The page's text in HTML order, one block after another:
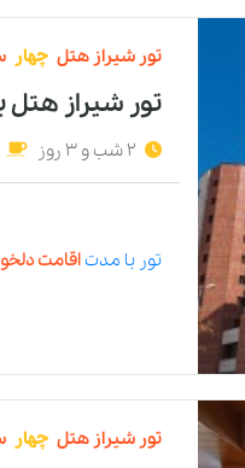
تور شیراز هتل چهار
تور شیراز هتل
2 شب و 3 روز
تور با مدتاقامت
تور شیراز هتل چهار